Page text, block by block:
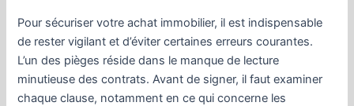
Pour sécuriser votre achat immobilier, il est indispensable
de rester vigilant et d’éviter certaines erreurs courantes.
L’un des pièges réside dans le manque de lecture
minutieuse des contrats. Avant de signer, il faut examiner
chaque clause, notamment en ce qui concerne les